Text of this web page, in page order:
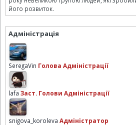
його розвиток.
Адміністрація
SeregaVin Голова Адміністрації
lafa Заст. Голови Адміністрації
snigova_koroleva Адміністратор